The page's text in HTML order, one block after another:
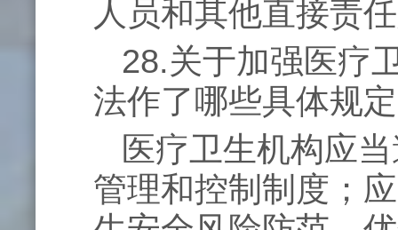
人员和其他直接责
28.关于加强医疗
法作了哪些具体规
医疗卫生机构应
管理和控制制度；